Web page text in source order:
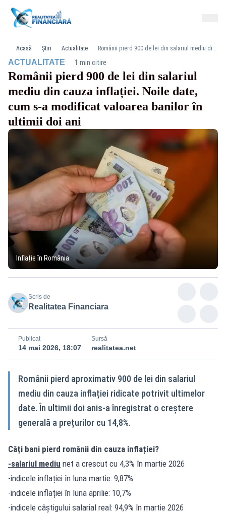
Acasă Știri Actualitate Românii pierd 900 de lei din salariul mediu din cauza inflației. Noile date, cum s-a modificat valoarea banilor în ultimii doi ani
ACTUALITATE· 1 min citire
Românii pierd 900 de lei din salariul
mediu din cauza inflației. Noile date,
cum s-a modificat valoarea banilor în
ultimii doi ani
Inflație în România
Scris de
Realitatea Financiara
Publicat
14 mai 2026, 18:07
Sursă
realitatea.net
Românii pierd aproximativ 900 de lei din salariul
mediu din cauza inflației ridicate potrivit ultimelor
date. În ultimii doi anis-a înregistrat o creștere
generală a prețurilor cu 14,8%.
Câți bani pierd românii din cauza inflației?
-salariul mediu net a crescut cu 4,3% în martie 2026
-indicele inflației în luna martie: 9,87%
-indicele inflației în luna aprilie: 10,7%
-indicele câștigului salarial real: 94,9% în martie 2026